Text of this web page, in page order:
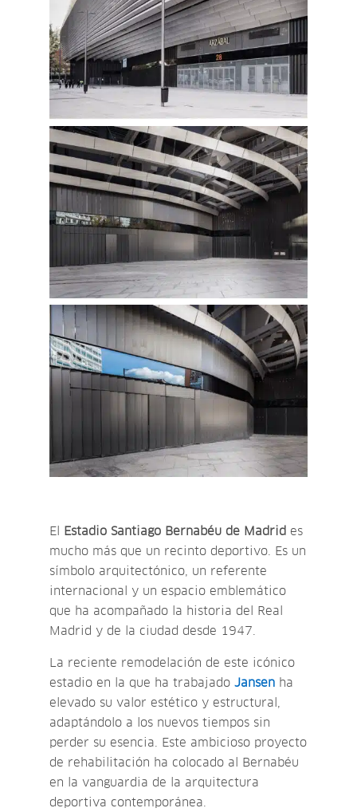
El Estadio Santiago Bernabéu de Madrid es
mucho más que un recinto deportivo. Es un
símbolo arquitectónico, un referente
internacional y un espacio emblemático
que ha acompañado la historia del Real
Madrid y de la ciudad desde 1947.
La reciente remodelación de este icónico
estadio en la que ha trabajadoJansen ha
elevado su valor estético y estructural,
adaptándolo a los nuevos tiempos sin
perder su esencia. Este ambicioso proyecto
de rehabilitación ha colocado al Bernabéu
en la vanguardia de la arquitectura
deportiva contemporánea.